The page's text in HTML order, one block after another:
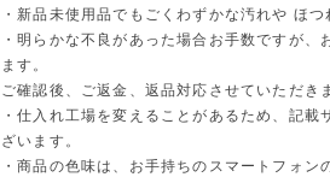
・新品未使用品でもごくわずかな汚れや ほつ
・明らかな不良があった場合お手数ですが、
ます。
ご確認後、ご返金、返品対応させていただき
・仕入れ工場を変えることがあるため、記載
ざいます。
・商品の色味は、お手持ちのスマートフォン